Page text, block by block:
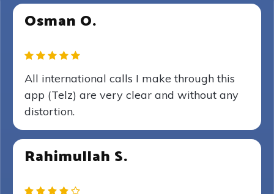
Osman O.
All international calls I make through this
app (Telz) are very clear and without any
distortion.
Rahimullah S.